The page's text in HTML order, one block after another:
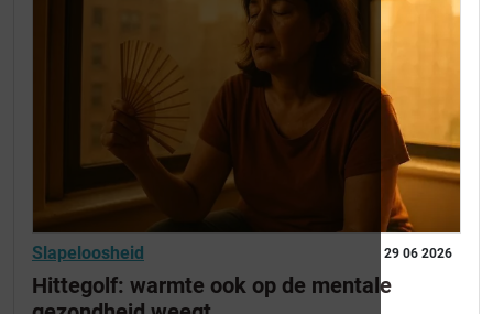
29 06 2026
Slapeloosheid
Hittegolf: warmte ook op de mentale